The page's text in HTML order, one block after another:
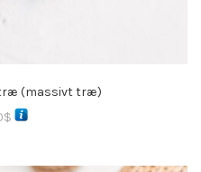
(massivt træ)
$